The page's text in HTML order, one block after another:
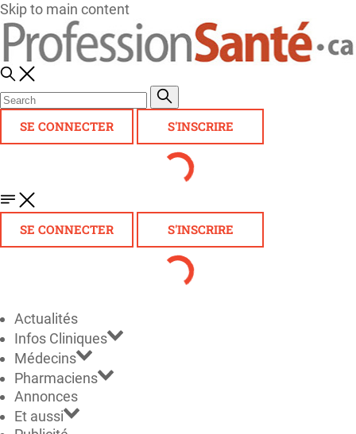
Skip to main content
SE CONNECTER S'INSCRIRE
SE CONNECTER S'INSCRIRE
Actualités
Infos Cliniques
Médecins
Pharmaciens
Annonces
Et aussi